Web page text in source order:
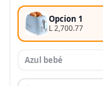
Opcion 1
L 2,700.77
Azul bebé